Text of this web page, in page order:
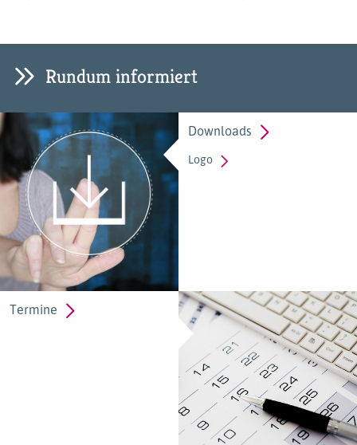
Rundum informiert
Downloads
Logo
Termine